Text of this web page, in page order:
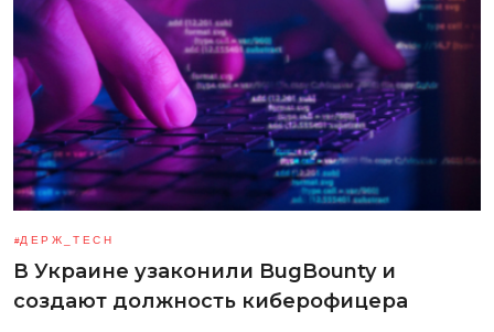
ДЕРЖ_TECH
В Украине узаконили BugBounty и
создают должность киберофицера